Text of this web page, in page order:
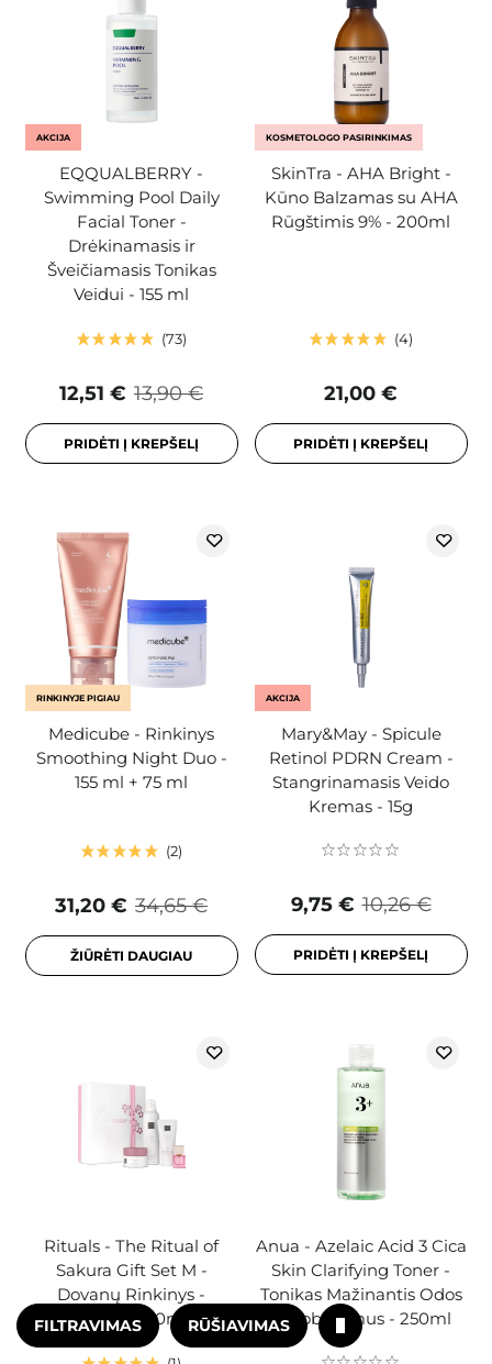
AKCIJA
EQQUALBERRY -
Swimming Pool Daily
Facial Toner -
Drėkinamasis ir
Šveičiamasis Tonikas
Veidui - 155 ml
73
13,90 €
12,51 €
PRIDĖTI Į KREPŠELĮ
KOSMETOLOGO PASIRINKIMAS
SkinTra - AHA Bright -
Kūno Balzamas su AHA
Rūgštimis 9% - 200ml
4
21,00 €
PRIDĖTI Į KREPŠELĮ
RINKINYJE PIGIAU
Medicube - Rinkinys
Smoothing Night Duo -
155 ml + 75 ml
2
34,65 €
31,20 €
ŽIŪRĖTI DAUGIAU
AKCIJA
Mary&May - Spicule
Retinol PDRN Cream -
Stangrinamasis Veido
Kremas - 15g
10,26 €
9,75 €
PRIDĖTI Į KREPŠELĮ
Rituals - The Ritual of
Sakura Gift Set M -
Dovanų Rinkinys -
125g+200ml+100ml+15ml
Anua - Azelaic Acid 3 Cica
Skin Clarifying Toner -
Tonikas Mažinantis Odos
Netobulumus - 250ml
FILTRAVIMAS RŪŠIAVIMAS